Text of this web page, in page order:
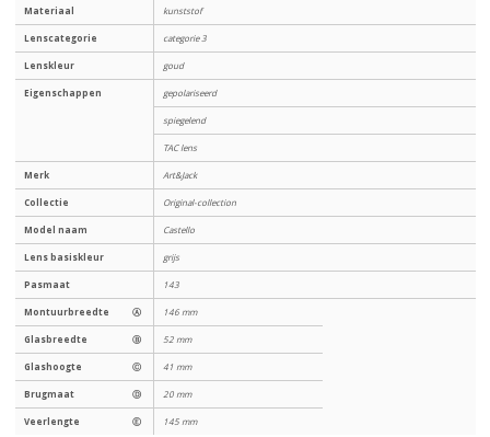
Materiaal kunststof
Lenscategorie categorie 3
Lenskleur goud
Eigenschappen gepolariseerd
spiegelend
TAC lens
Merk Art&Jack
Collectie Original-collection
Model naam Castello
Lens basiskleur grijs
Pasmaat 143
Montuurbreedte Ⓐ 146 mm
Glasbreedte Ⓑ 52 mm
Glashoogte Ⓒ 41 mm
Brugmaat Ⓓ 20 mm
Veerlengte Ⓔ 145 mm